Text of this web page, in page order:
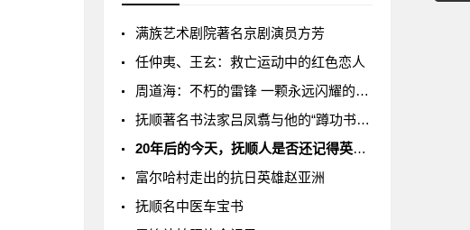
满族艺术剧院著名京剧演员方芳
任仲夷、王玄：救亡运动中的红色恋人
周道海：不朽的雷锋 一颗永远闪耀的恒星
抚顺著名书法家吕凤翥与他的“蹲功书法艺术”
20年后的今天，抚顺人是否还记得英雄徐晓强？
富尔哈村走出的抗日英雄赵亚洲
抚顺名中医车宝书